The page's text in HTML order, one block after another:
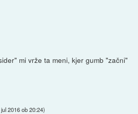
mi vrže ta meni, kjer gumb "začni"
2016 ob 20:24)